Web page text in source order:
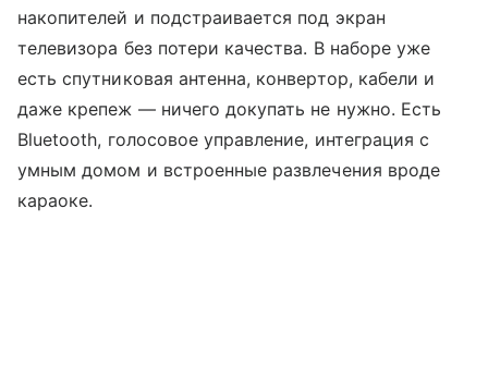
накопителей и подстраивается под экран
телевизора без потери качества. В наборе уже
есть спутниковая антенна, конвертор, кабели и
даже крепеж — ничего докупать не нужно. Есть
Bluetooth, голосовое управление, интеграция с
умным домом и встроенные развлечения вроде
караоке.